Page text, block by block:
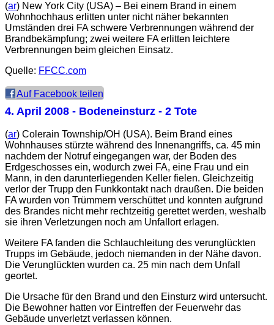
(ar) New York City (USA) – Bei einem Brand in einem
Wohnhochhaus erlitten unter nicht näher bekannten
Umständen drei FA schwere Verbrennungen während der
Brandbekämpfung; zwei weitere FA erlitten leichtere
Verbrennungen beim gleichen Einsatz.
Quelle: FFCC.com
Auf Facebook teilen
4. April 2008 - Bodeneinsturz - 2 Tote
(ar) Colerain Township/OH (USA). Beim Brand eines
Wohnhauses stürzte während des Innenangriffs, ca. 45 min
nachdem der Notruf eingegangen war, der Boden des
Erdgeschosses ein, wodurch zwei FA, eine Frau und ein
Mann, in den darunterliegenden Keller fielen. Gleichzeitig
verlor der Trupp den Funkkontakt nach draußen. Die beiden
FA wurden von Trümmern verschüttet und konnten aufgrund
des Brandes nicht mehr rechtzeitig gerettet werden, weshalb
sie ihren Verletzungen noch am Unfallort erlagen.
Weitere FA fanden die Schlauchleitung des verunglückten
Trupps im Gebäude, jedoch niemanden in der Nähe davon.
Die Verunglückten wurden ca. 25 min nach dem Unfall
geortet.
Die Ursache für den Brand und den Einsturz wird untersucht.
Die Bewohner hatten vor Eintreffen der Feuerwehr das
Gebäude unverletzt verlassen können.